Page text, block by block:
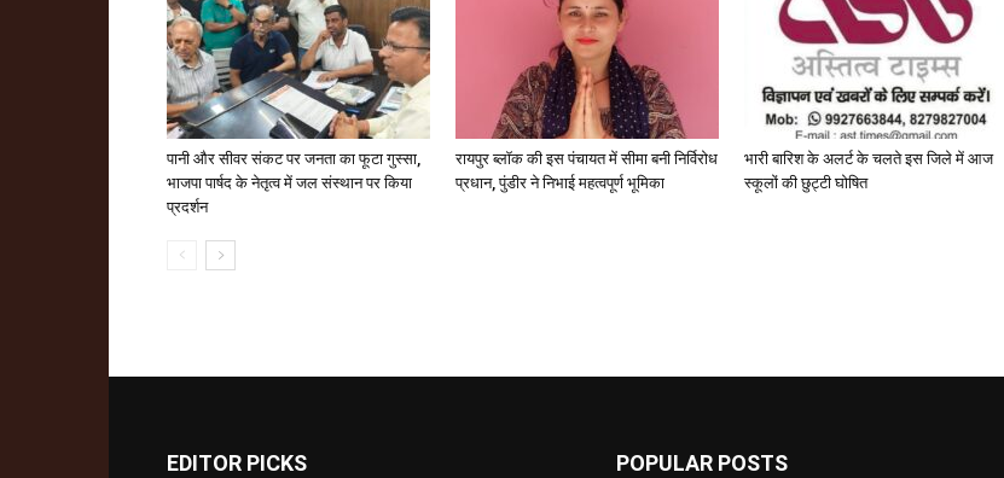
पानी और सीवर संकट पर जनता का फूटा गुस्सा,
भाजपा पार्षद के नेतृत्व में जल संस्थान पर किया
प्रदर्शन
रायपुर ब्लॉक की इस पंचायत में सीमा बनी निर्विरोध
प्रधान, पुंडीर ने निभाई महत्वपूर्ण भूमिका
भारी बारिश के अलर्ट के चलते इस जिले में आज
स्कूलों की छुट्टी घोषित
EDITOR PICKS POPULAR POSTS